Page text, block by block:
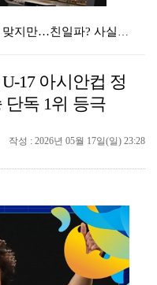
하영 측 "증조부 안상호 맞지만…친일파? 사실무근" […
"스토킹 피해자" 황정민VS"2억대 손해배상" A 씨,…
김지원, 어린이병원에 1억원 쾌척 "'닥터X' 촬영 중…
고영욱, 도 넘은 저격 논란…이번엔 박하선에 "감당 안…
'선업튀' 서혜원, 결혼 4개월 만에 임신 경사 "행복…
경찰, 대한축구협회 '심판 성접대 논란' 수사 여부 검…
17 아시안컵 정
독 1위 등극
작성 : 2026년 05월 17일(일) 23:28